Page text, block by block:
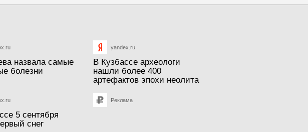
назвала самые
болезни
yandex.ru
В Кузбассе археологи
нашли более 400
артефактов эпохи неолита
5 сентября
снег
Реклама